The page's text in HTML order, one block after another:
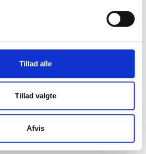
Tillad alle
Tillad valgte
Afvis
i hele
forretningher